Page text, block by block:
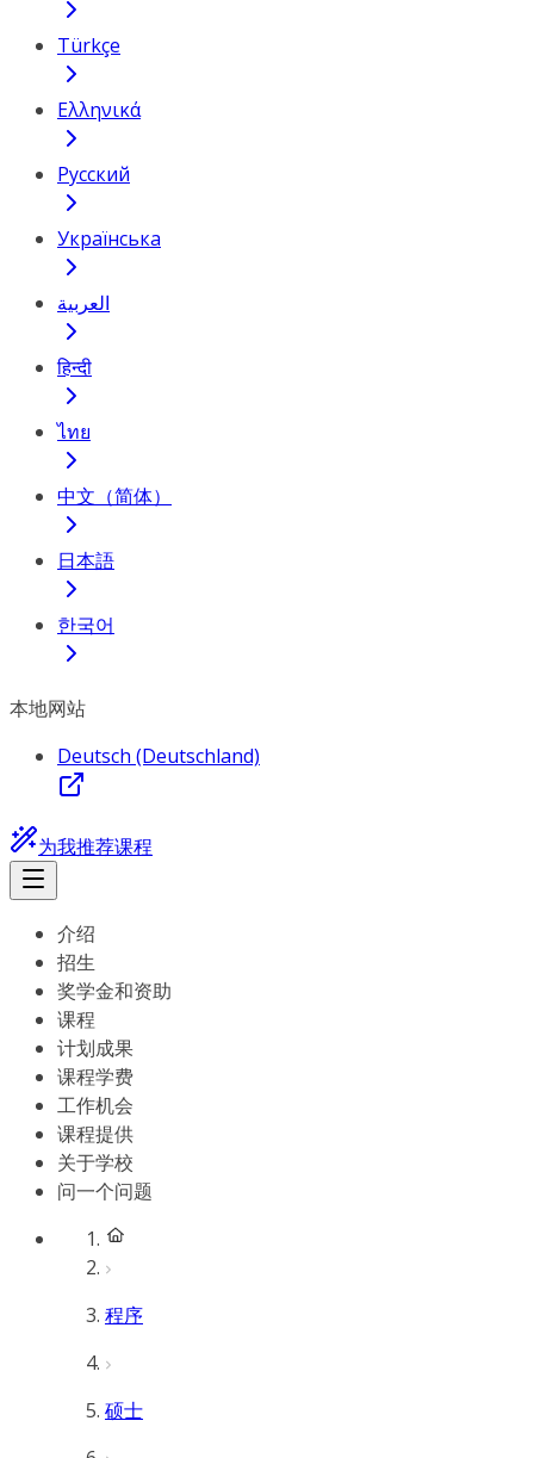
Türkçe
Ελληνικά
Русский
Українська
العربية
हिन्दी
ไทย
中文（简体）
日本語
한국어
本地网站
Deutsch (Deutschland)
为我推荐课程
介绍
招生
奖学金和资助
课程
计划成果
课程学费
工作机会
课程提供
关于学校
问一个问题
程序
硕士